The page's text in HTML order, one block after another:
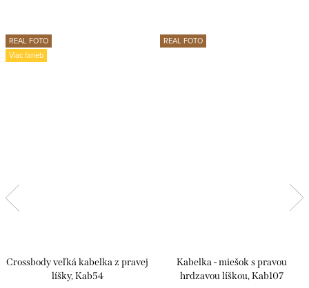
REAL FOTO
Viac farieb
Crossbody veľká kabelka z pravej
líšky, Kab54
REAL FOTO
Kabelka - miešok s pravou
hrdzavou líškou, Kab107